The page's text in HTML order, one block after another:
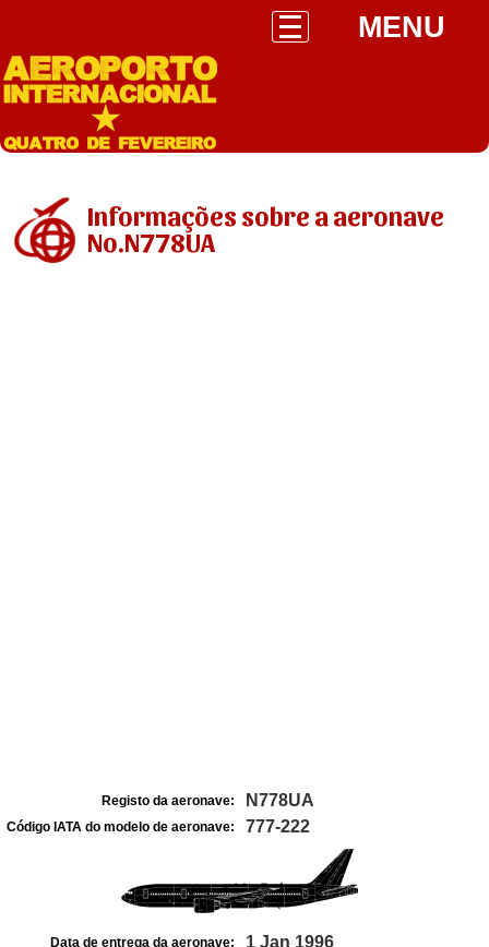
MENU
Informações sobre a aeronave
No.N778UA
Registo da aeronave: N778UA
Código IATA do modelo de aeronave: 777-222
Data de entrega da aeronave: 1 Jan 1996